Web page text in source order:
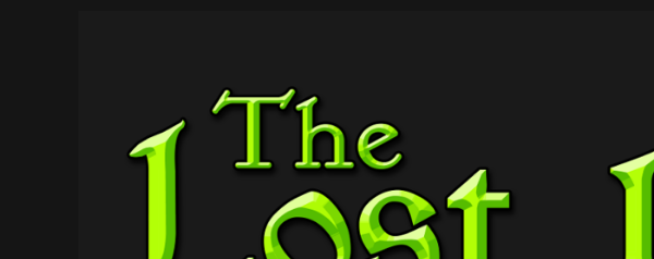
Lost
Dungeon